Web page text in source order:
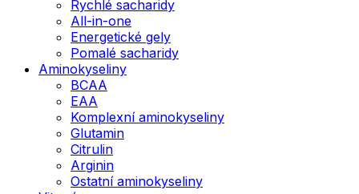
Rychlé sacharidy
All-in-one
Energetické gely
Pomalé sacharidy
Aminokyseliny
BCAA
EAA
Komplexní aminokyseliny
Glutamin
Citrulin
Arginin
Ostatní aminokyseliny